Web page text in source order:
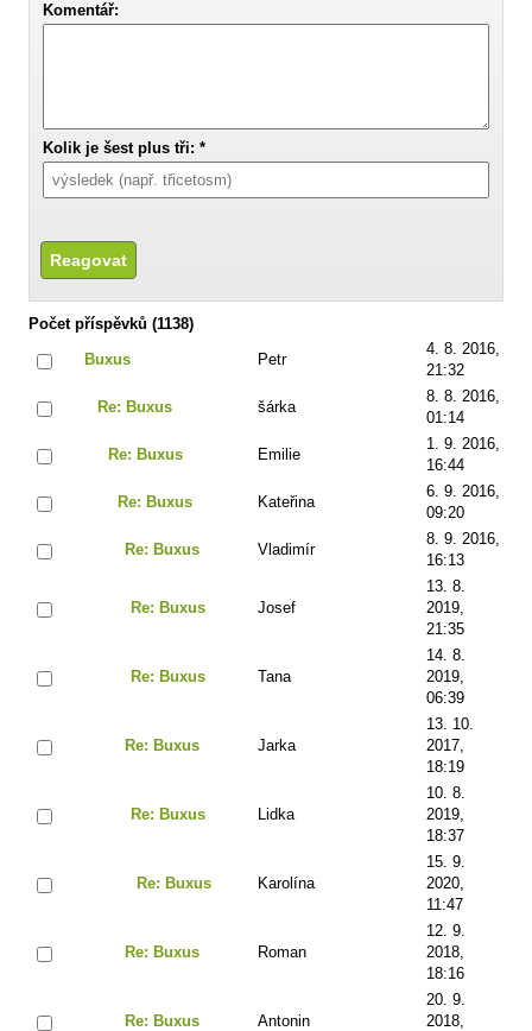
Komentář:
Kolik je šest plus tři: *
Počet příspěvků (1138)
Buxus
Petr
4. 8. 2016,
21:32
Re: Buxus šárka
8. 8. 2016,
01:14
Re: Buxus Emilie
1. 9. 2016,
16:44
Re: Buxus Kateřina
6. 9. 2016,
09:20
Re: Buxus Vladimír
8. 9. 2016,
16:13
Re: Buxus Josef
13. 8.
2019,
21:35
Re: Buxus Tana
14. 8.
2019,
06:39
Re: Buxus Jarka
13. 10.
2017,
18:19
Re: Buxus Lidka
10. 8.
2019,
18:37
Re: Buxus Karolína
15. 9.
2020,
11:47
Re: Buxus Roman
12. 9.
2018,
18:16
Re: Buxus Antonin
20. 9.
2018,